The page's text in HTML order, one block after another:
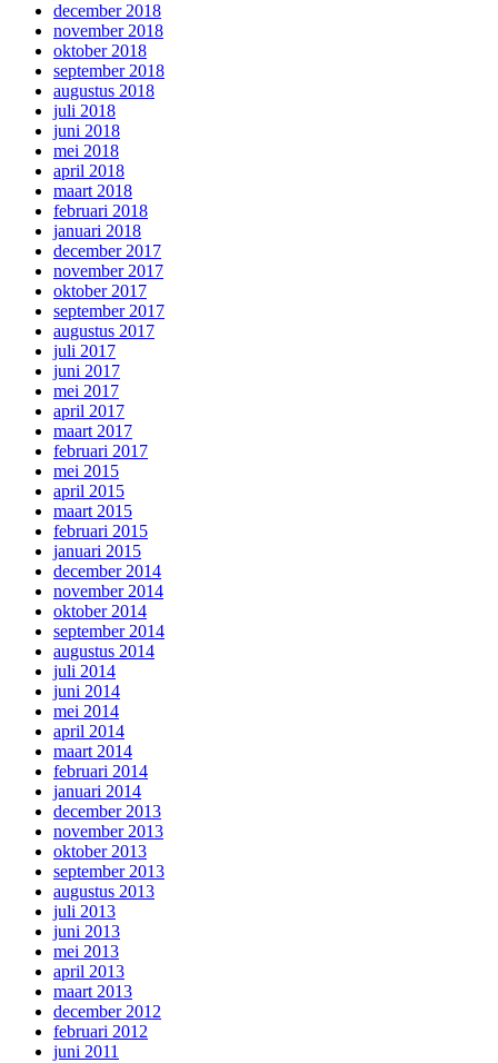
december 2018
november 2018
oktober 2018
september 2018
augustus 2018
juli 2018
juni 2018
mei 2018
april 2018
maart 2018
februari 2018
januari 2018
december 2017
november 2017
oktober 2017
september 2017
augustus 2017
juli 2017
juni 2017
mei 2017
april 2017
maart 2017
februari 2017
mei 2015
april 2015
maart 2015
februari 2015
januari 2015
december 2014
november 2014
oktober 2014
september 2014
augustus 2014
juli 2014
juni 2014
mei 2014
april 2014
maart 2014
februari 2014
januari 2014
december 2013
november 2013
oktober 2013
september 2013
augustus 2013
juli 2013
juni 2013
mei 2013
april 2013
maart 2013
december 2012
februari 2012
juni 2011